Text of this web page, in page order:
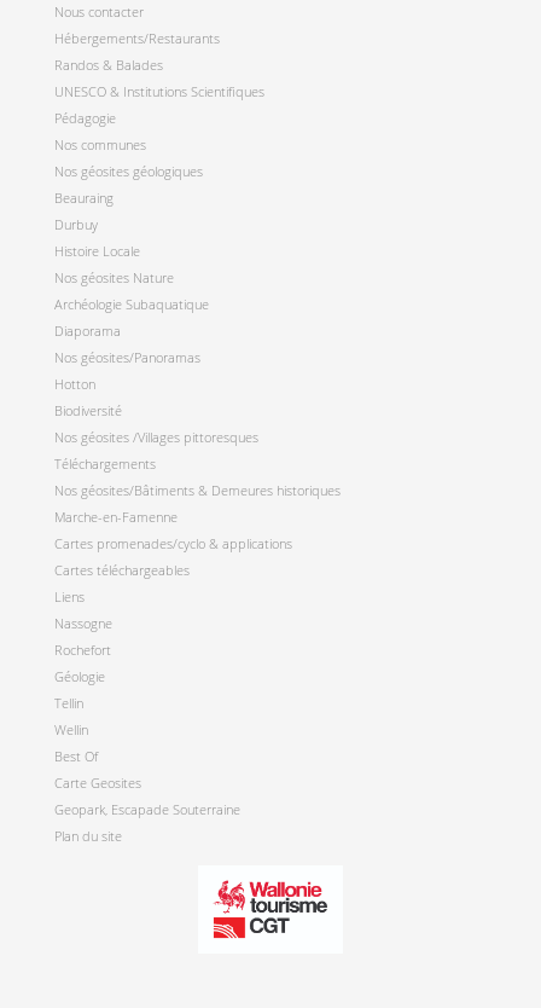
Nous contacter
Hébergements/Restaurants
Randos & Balades
UNESCO & Institutions Scientifiques
Pédagogie
Nos communes
Nos géosites géologiques
Beauraing
Durbuy
Histoire Locale
Nos géosites Nature
Archéologie Subaquatique
Diaporama
Nos géosites/Panoramas
Hotton
Biodiversité
Nos géosites /Villages pittoresques
Téléchargements
Nos géosites/Bâtiments & Demeures historiques
Marche-en-Famenne
Cartes promenades/cyclo & applications
Cartes téléchargeables
Liens
Nassogne
Rochefort
Géologie
Tellin
Wellin
Best Of
Carte Geosites
Geopark, Escapade Souterraine
Plan du site